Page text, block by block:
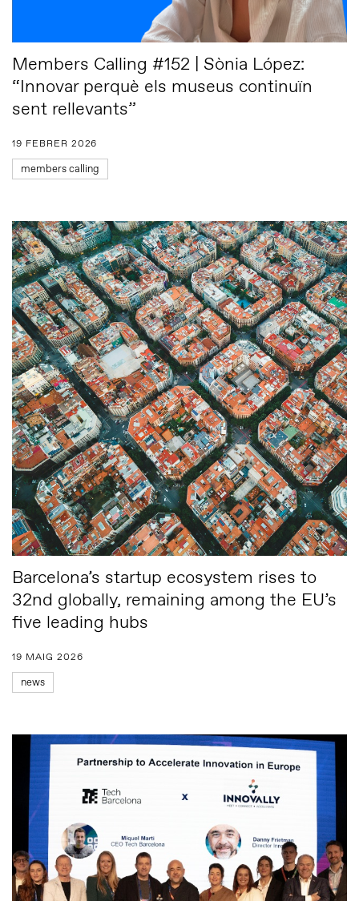
Members Calling #152 | Sònia López:
“Innovar perquè els museus continuïn
sent rellevants”
19 FEBRER 2026
members calling
Barcelona’s startup ecosystem rises to
32nd globally, remaining among the EU’s
five leading hubs
19 MAIG 2026
news